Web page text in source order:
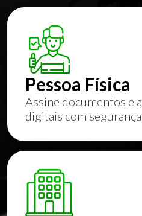
Pessoa Física
Assine documentos e
digitais com